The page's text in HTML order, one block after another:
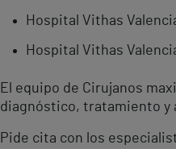
Hospital Vithas
Hospital Vithas
El equipo de Cirujanos
diagnóstico, tratamiento y
Pide cita con los